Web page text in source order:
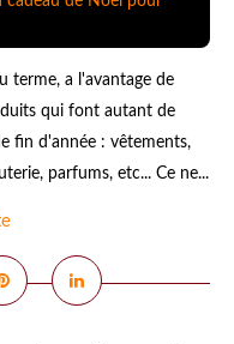
terme, a l'avantage de
qui font autant de
fin d'année : vêtements,
parfums, etc... Ce ne...